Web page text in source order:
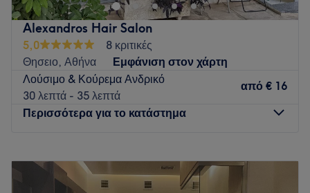
Alexandros Hair Salon
5,0
8 κριτικές
Θησειο, Αθήνα
Εμφάνιση στον χάρτη
Λούσιμο & Κούρεμα Ανδρικό
30 λεπτά - 35 λεπτά
από € 16
Περισσότερα για το κατάστημα
Τρίτη
09:00–22:30
Τετάρτη